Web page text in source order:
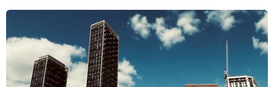
Đại hội XIII: Giáo sư Việt tại Pháp nêu bật
sức mạnh đoàn kết dân tộc